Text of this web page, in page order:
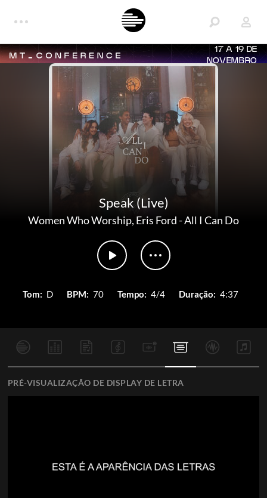
17 A 19 DE
NOVEMBRO
Speak (Live)
Women Who Worship, Eris Ford-All I Can Do
Tom: D BPM: 70 Tempo: 4/4 Duração: 4:37
PRÉ-VISUALIZAÇÃO DE DISPLAY DE LETRA